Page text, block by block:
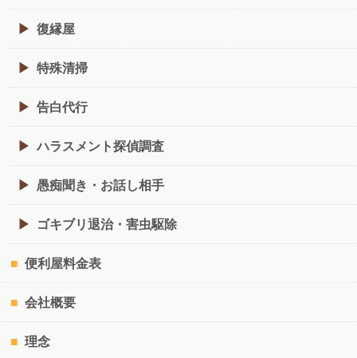
復縁屋
特殊清掃
告白代行
ハラスメント探偵調査
愚痴聞き・お話し相手
ゴキブリ退治・害虫駆除
便利屋料金表
会社概要
理念